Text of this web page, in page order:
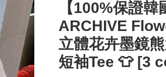
【100%保證
ARCHIVE
立體花卉墨鏡
短袖Tee 👕 [3